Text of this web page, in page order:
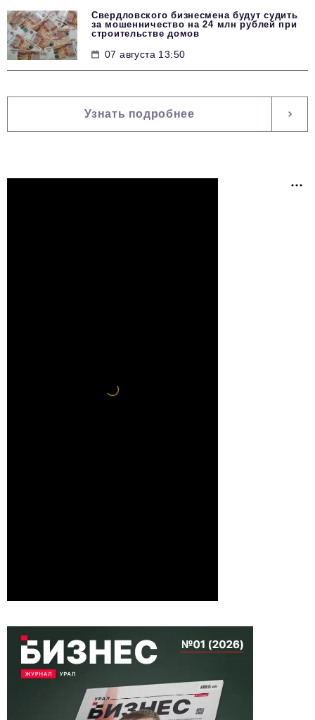
Свердловского бизнесмена будут судить
за мошенничество на 24 млн рублей при
строительстве домов
07 августа 13:50
Узнать подробнее